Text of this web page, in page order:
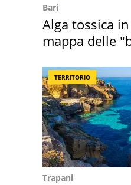
Bari
Alga tossica
mappa delle
TERRITORIO
Trapani